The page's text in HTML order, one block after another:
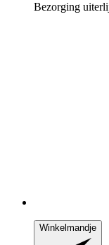
Bezorging
Winkelmandje